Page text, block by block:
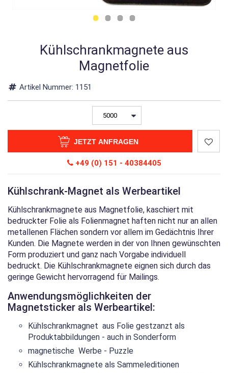
Kühlschrankmagnete aus
Magnetfolie
Artikel Nummer: 1151
JETZT ANFRAGEN
+49 (0) 151 - 40384405
Kühlschrank-Magnet als Werbeartikel
Kühlschrankmagnete aus Magnetfolie, kaschiert mit
bedruckter Folie als Folienmagnet haften nicht nur an allen
metallenen Flächen sondern vor allem im Gedächtnis Ihrer
Kunden. Die Magnete werden in der von Ihnen gewünschten
Form produziert und ganz nach Vorgabe individuell
bedruckt. Die Kühlschrankmagnete eignen sich durch das
geringe Gewicht hervorragend für Mailings.
Anwendungsmöglichkeiten der
Magnetsticker als Werbeartikel:
Kühlschrankmagnet aus Folie gestzanzt als
Produktabbildungen - auch in Sonderform
magnetische Werbe - Puzzle
Kühlschrankmagnete als Sammeleditionen